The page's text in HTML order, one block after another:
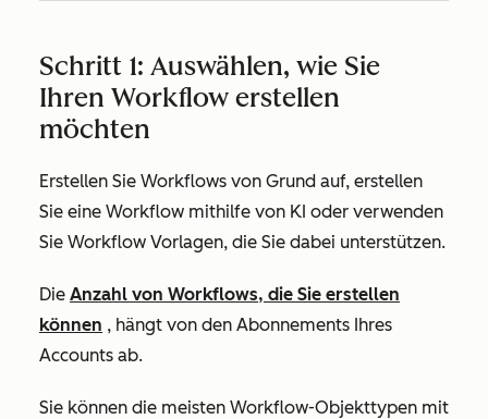
Schritt 1: Auswählen, wie Sie
Ihren Workflow erstellen
möchten
Erstellen Sie Workflows von Grund auf, erstellen
Sie eine Workflow mithilfe von KI oder verwenden
Sie Workflow Vorlagen, die Sie dabei unterstützen.
Die Anzahl von Workflows, die Sie erstellen
können , hängt von den Abonnements Ihres
Accounts ab.
Sie können die meisten Workflow-Objekttypen mit